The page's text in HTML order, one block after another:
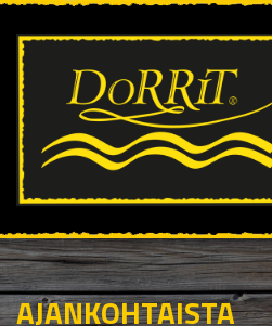
AJANKOHTAISTA